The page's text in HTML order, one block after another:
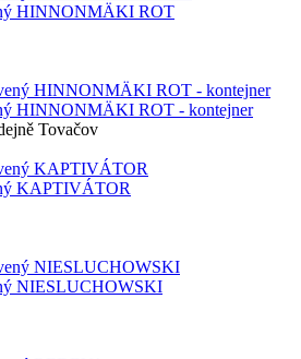
HINNONMÄKI ROT
HINNONMÄKI ROT - kontejner
Tovačov
KAPTIVÁTOR
NIESLUCHOWSKI